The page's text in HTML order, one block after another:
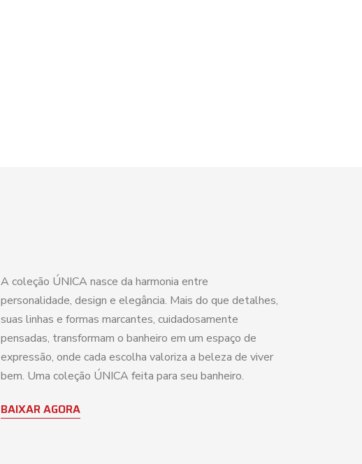
A coleção ÚNICA nasce da harmonia entre
personalidade, design e elegância. Mais do que detalhes,
suas linhas e formas marcantes, cuidadosamente
pensadas, transformam o banheiro em um espaço de
expressão, onde cada escolha valoriza a beleza de viver
bem. Uma coleção ÚNICA feita para seu banheiro.
BAIXAR AGORA